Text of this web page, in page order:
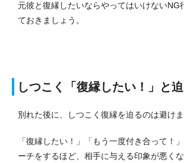
元彼と復縁したいならやってはいけないNG
ておきましょう。
しつこく「復縁したい！」と
別れた後に、しつこく復縁を迫るのは避けま
「復縁したい！」「もう一度付き合って！
ーチをするほど、相手に与える印象が悪く